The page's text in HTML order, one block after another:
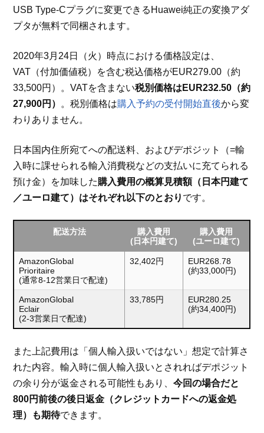
USB Type-Cプラグに変更できるHuawei純正の変換アダ
プタが無料で同梱されます。
2020年3月24日（火）時点における価格設定は、
VAT（付加価値税）を含む税込価格がEUR279.00（約
33,500円）。VATを含まない税別価格はEUR232.50（約
27,900円） 。税別価格は購入予約の受付開始直後から変
わりありません。
日本国内住所宛てへの配送料、およびデポジット（=輸
入時に課せられる輸入消費税などの支払いに充てられる
預け金）を加味した購入費用の概算見積額（日本円建て
／ユーロ建て）はそれぞれ以下のとおり です。
配送方法
購入費用
(日本円建て)
購入費用
(ユーロ建て)
AmazonGlobal
Prioritaire
(通常8-12営業日で配達)
32,402円
EUR268.78
(約33,000円)
AmazonGlobal
Eclair
(2-3営業日で配達)
33,785円
EUR280.25
(約34,400円)
また上記費用は「個人輸入扱いではない」想定で計算さ
れた内容。輸入時に個人輸入扱いとされればデポジット
の余り分が返金される可能性もあり、今回の場合だと
800円前後の後日返金（クレジットカードへの返金処
理）も期待できます。